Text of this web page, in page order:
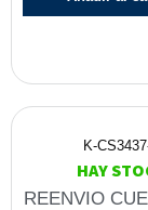
K-
HAY
REENVIO